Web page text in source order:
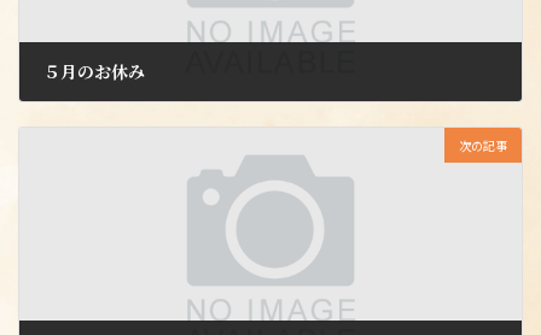
５月のお休み
次の記事